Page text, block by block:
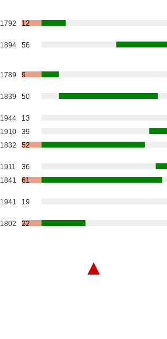
1792 12
1894 56
1789 9
1839 50
1944
13
1910
39
1832 52
1911
36
1841 61
1941 19
1802 22
▲